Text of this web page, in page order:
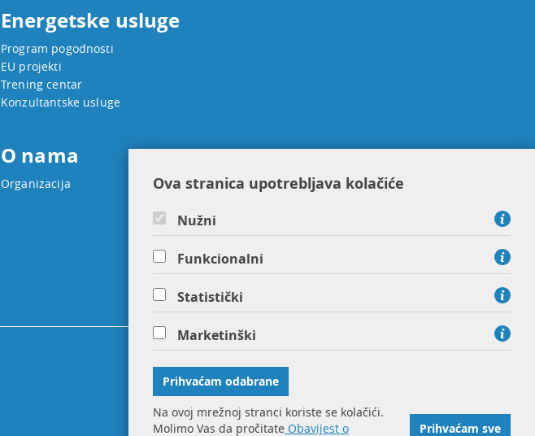
Energetske usluge
Program pogodnosti
EU projekti
Trening centar
Konzultantske usluge
O nama
Organizacija Ova stranica upotrebljava kolačiće
Nužni
Funkcionalni
Statistički
Marketinški
Prihvaćam odabrane
Na ovoj mrežnoj stranci koriste se kolačići.
Molimo Vas da pročitate Obavijest o Prihvaćam sve